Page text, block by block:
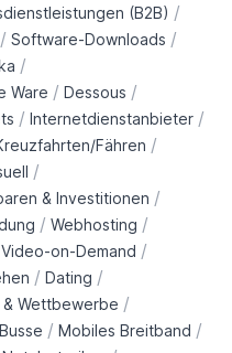
(B2B) /
/ Software-Downloads /
/
Ware / Dessous /
/ Internetdienstanbieter /
Fähren /
/
& Investitionen /
/ Webhosting /
on-Demand /
/ Dating /
Wettbewerbe /
Busse / Mobiles Breitband /